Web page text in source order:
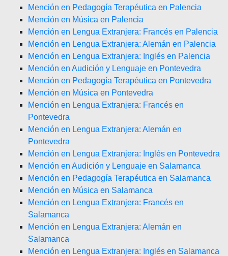
Mención en Pedagogía Terapéutica en Palencia
Mención en Música en Palencia
Mención en Lengua Extranjera: Francés en Palencia
Mención en Lengua Extranjera: Alemán en Palencia
Mención en Lengua Extranjera: Inglés en Palencia
Mención en Audición y Lenguaje en Pontevedra
Mención en Pedagogía Terapéutica en Pontevedra
Mención en Música en Pontevedra
Mención en Lengua Extranjera: Francés en
Pontevedra
Mención en Lengua Extranjera: Alemán en
Pontevedra
Mención en Lengua Extranjera: Inglés en Pontevedra
Mención en Audición y Lenguaje en Salamanca
Mención en Pedagogía Terapéutica en Salamanca
Mención en Música en Salamanca
Mención en Lengua Extranjera: Francés en
Salamanca
Mención en Lengua Extranjera: Alemán en
Salamanca
Mención en Lengua Extranjera: Inglés en Salamanca